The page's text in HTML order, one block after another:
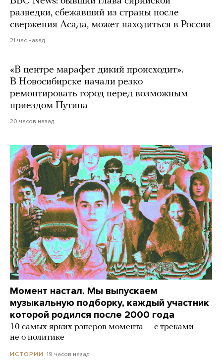
разведки, сбежавший из страны после
свержения Асада, может находиться в России
21 час назад
«В центре марафет дикий происходит».
В Новосибирске начали резко
ремонтировать город перед возможным
приездом Путина
20 часов назад
Момент настал. Мы выпускаем
музыкальную подборку, каждый участник
которой родился после 2000 года
10 самых ярких рэперов момента — с треками
не о политике
ИСТОРИИ 19 часов назад